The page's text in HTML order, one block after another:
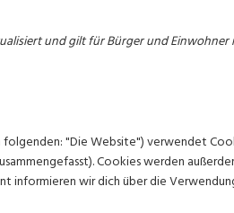
und gilt für Bürger und
folgenden: "Die Website") verwendet
Cookies werden
wir dich über die